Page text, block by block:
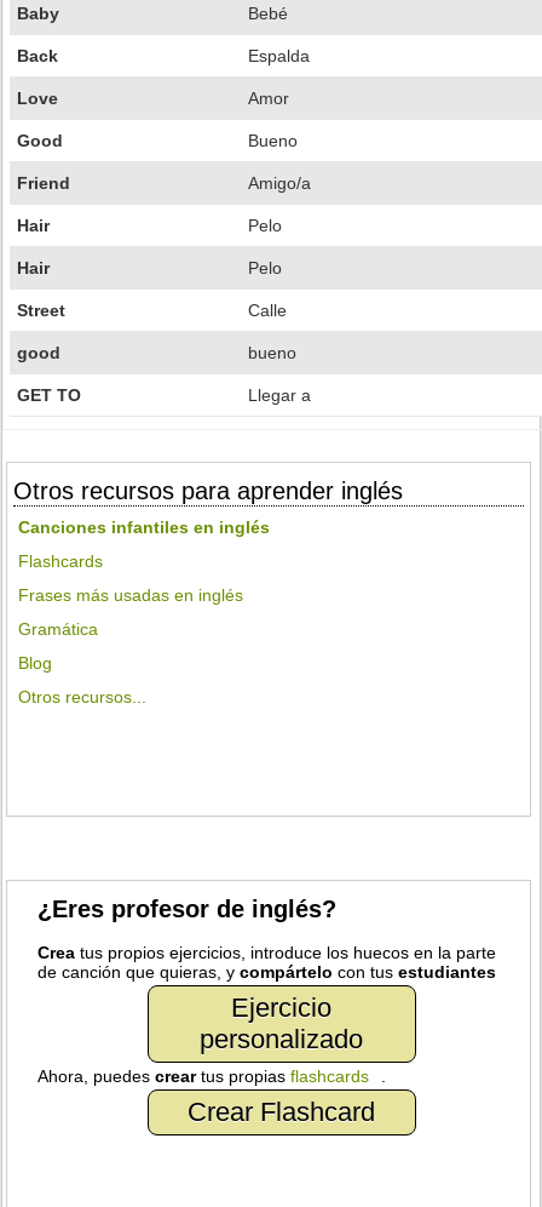
Baby Bebé
Back Espalda
Love Amor
Good Bueno
Friend Amigo/a
Hair Pelo
Hair Pelo
Street Calle
good bueno
GET TO Llegar a
Otros recursos para aprender inglés
Canciones infantiles en inglés
Flashcards
Frases más usadas en inglés
Gramática
Blog
Otros recursos...
¿Eres profesor de inglés?
Crea tus propios ejercicios, introduce los huecos en la parte
de canción que quieras, ycompártelo con tusestudiantes
Ejercicio
personalizado
Ahora, puedescreartus propiasflashcards
Crear Flashcard